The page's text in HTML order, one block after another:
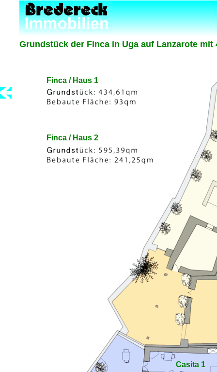
Grundstück der Finca in Uga auf Lanzarote
Finca / Haus 1
Finca / Haus 2
Casita 1